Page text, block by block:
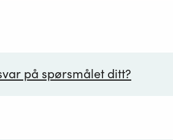
på spørsmålet ditt?